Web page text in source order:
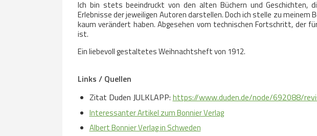
Ich bin stets beeindruckt von den alten Büchern und Geschichten,
Erlebnisse der jeweiligen Autoren darstellen. Doch ich stelle zu meinem
kaum verändert haben. Abgesehen vom technischen Fortschritt, der
ist.
Ein liebevoll gestaltetes Weihnachtsheft von 1912.
Links / Quellen
Zitat Duden JULKLAPP: https://www.duden.de/node/692088/
Interessanter Artikel zum Bonnier Verlag
Albert Bonnier Verlag in Schweden